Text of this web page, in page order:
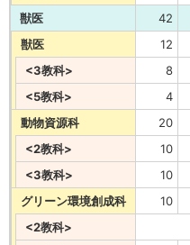
獣医
42
獣医
12
<3教科>
8
<5教科>
4
動物資源科
20
<2教科>
10
<3教科>
10
グリーン環境創成科
10
<2教科>